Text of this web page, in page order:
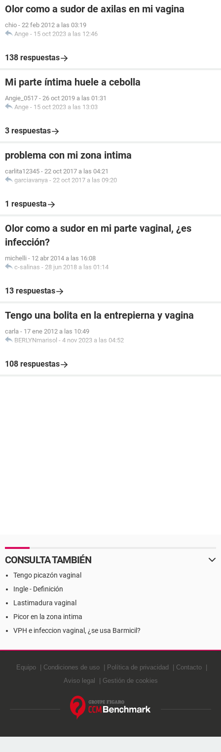
Olor como a sudor de axilas en mi vagina
chio - 22 feb 2012 a las 03:19
Ange - 15 oct 2023 a las 12:46
138 respuestas
Mi parte íntima huele a cebolla
Angie_0517 - 26 oct 2019 a las 01:31
Ange - 15 oct 2023 a las 13:03
3 respuestas
problema con mi zona intima
carlita12345 - 22 oct 2017 a las 04:21
garciavanya - 22 oct 2017 a las 09:20
1 respuesta
Olor como a sudor en mi parte vaginal, ¿es
infección?
michelli - 12 abr 2014 a las 16:08
c-salinas - 28 jun 2018 a las 01:14
13 respuestas
Tengo una bolita en la entrepierna y vagina
carla - 17 ene 2012 a las 10:49
BERLYNmarisol - 4 nov 2023 a las 04:52
108 respuestas
CONSULTA TAMBIÉN
Tengo picazón vaginal
Ingle - Definición
Lastimadura vaginal
Picor en la zona intima
VPH e infeccion vaginal, ¿se usa Barmicil?
Equipo Condiciones de uso Política de privacidad
Contacto
Aviso legal
Gestión de cookies